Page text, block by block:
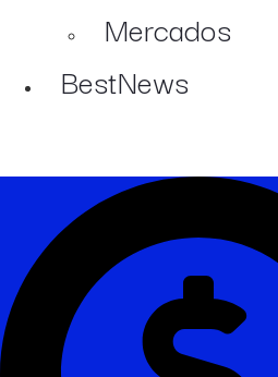
Mercados
BestNews